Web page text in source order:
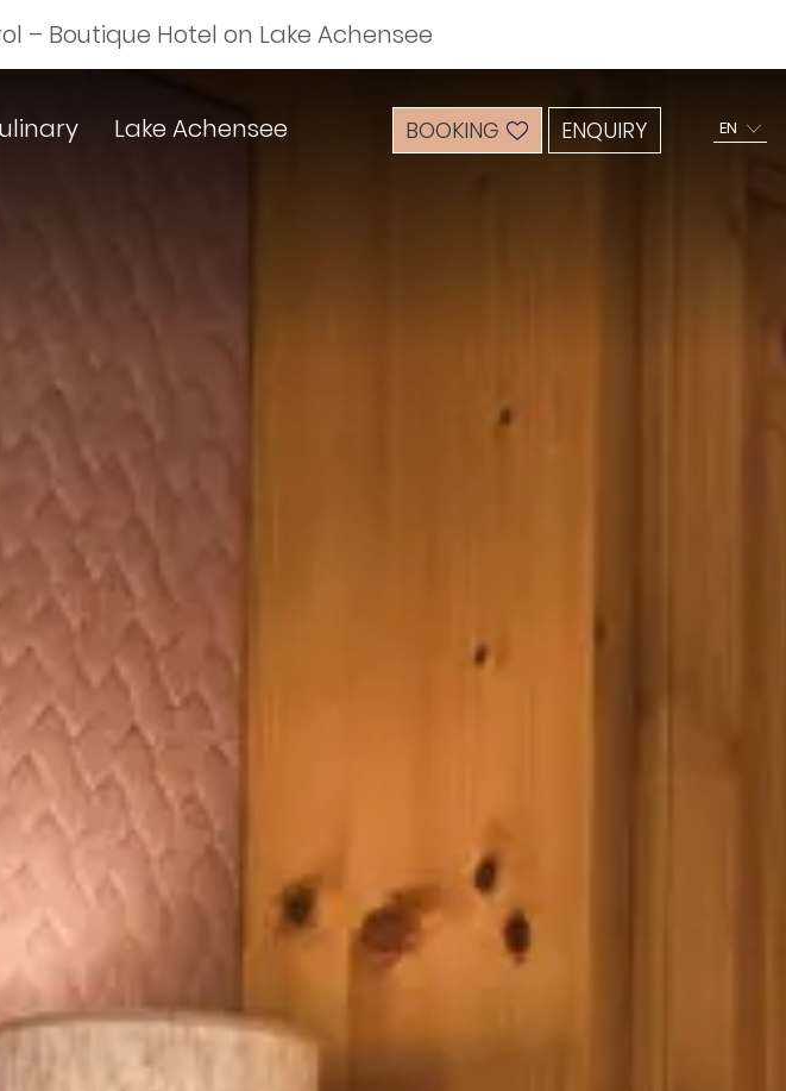
BOOKING ENQUIRY EN
Lake Achensee
– Boutique Hotel on Lake Achensee